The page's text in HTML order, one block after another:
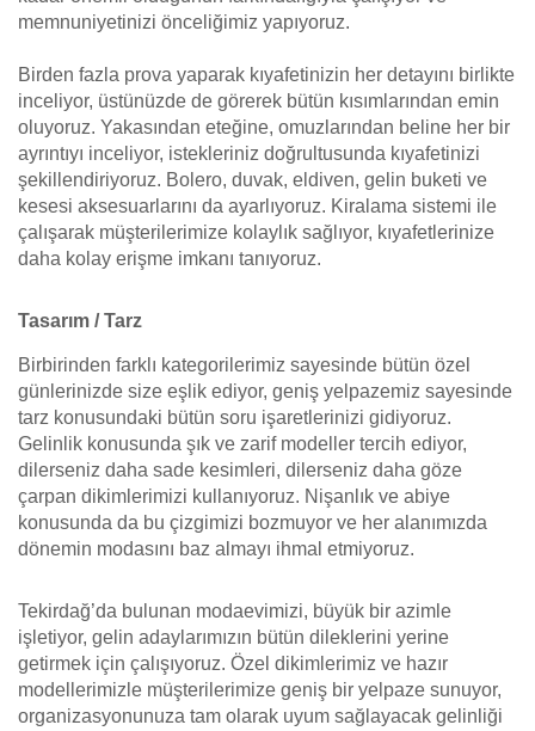
memnuniyetinizi önceliğimiz yapıyoruz.
Birden fazla prova yaparak kıyafetinizin her detayını birlikte
inceliyor, üstünüzde de görerek bütün kısımlarından emin
oluyoruz. Yakasından eteğine, omuzlarından beline her bir
ayrıntıyı inceliyor, istekleriniz doğrultusunda kıyafetinizi
şekillendiriyoruz. Bolero, duvak, eldiven, gelin buketi ve
kesesi aksesuarlarını da ayarlıyoruz. Kiralama sistemi ile
çalışarak müşterilerimize kolaylık sağlıyor, kıyafetlerinize
daha kolay erişme imkanı tanıyoruz.
Tasarım / Tarz
Birbirinden farklı kategorilerimiz sayesinde bütün özel
günlerinizde size eşlik ediyor, geniş yelpazemiz sayesinde
tarz konusundaki bütün soru işaretlerinizi gidiyoruz.
Gelinlik konusunda şık ve zarif modeller tercih ediyor,
dilerseniz daha sade kesimleri, dilerseniz daha göze
çarpan dikimlerimizi kullanıyoruz. Nişanlık ve abiye
konusunda da bu çizgimizi bozmuyor ve her alanımızda
dönemin modasını baz almayı ihmal etmiyoruz.
Tekirdağ’da bulunan modaevimizi, büyük bir azimle
işletiyor, gelin adaylarımızın bütün dileklerini yerine
getirmek için çalışıyoruz. Özel dikimlerimiz ve hazır
modellerimizle müşterilerimize geniş bir yelpaze sunuyor,
organizasyonunuza tam olarak uyum sağlayacak gelinliği